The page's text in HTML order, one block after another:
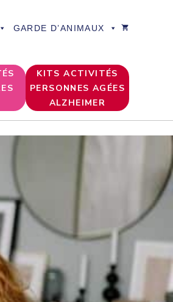
GARDE D’ANIMAUX
KITS ACTIVITÉS
PERSONNES AGÉES
ALZHEIMER